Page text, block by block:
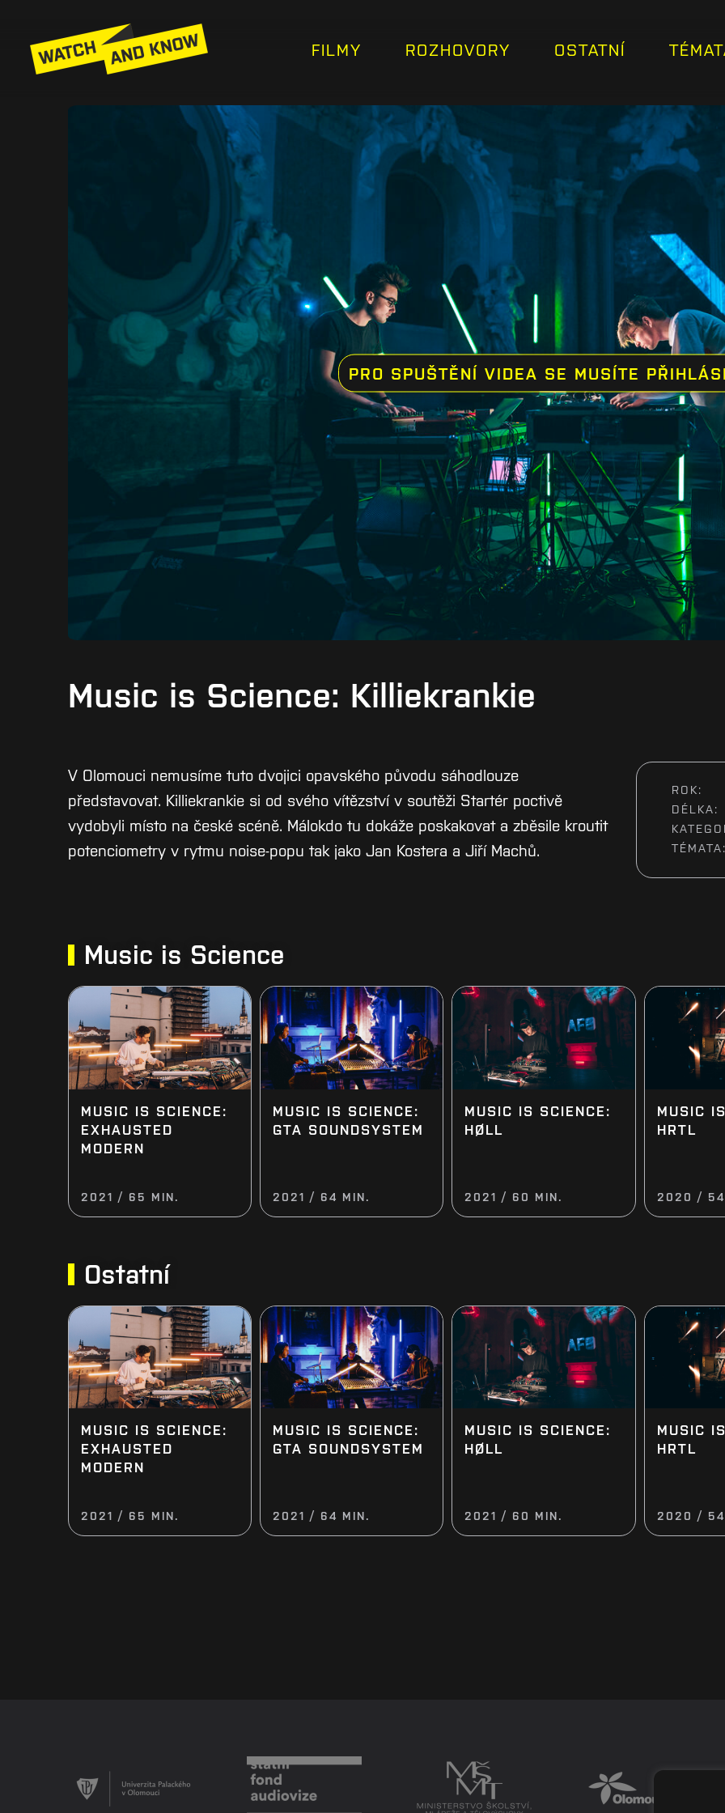
FILMY ROZHOVORY OSTATNÍ
PRO SPUŠTĚNÍ VIDEA SE MUSÍTE
Music is Science: Killiekrankie
V Olomouci nemusíme tuto dvojici opavského původu sáhodlouze
představovat. Killiekrankie si od svého vítězství v soutěži Startér poctivě
vydobyli místo na české scéně. Málokdo tu dokáže poskakovat a zběsile kroutit
potenciometry v rytmu noise-popu tak jako Jan Kostera a Jiří Machů.
ROK:
DÉLKA:
Music is Science
MUSIC IS SCIENCE:
EXHAUSTED
MODERN
2021 / 65 MIN.
MUSIC IS SCIENCE:
GTA SOUNDSYSTEM
2021 / 64 MIN.
MUSIC IS SCIENCE:
HØLL
2021 / 60 MIN.
MUSIC
HRTL
2020 / 54
Ostatní
MUSIC IS SCIENCE:
EXHAUSTED
MODERN
2021 / 65 MIN.
MUSIC IS SCIENCE:
GTA SOUNDSYSTEM
2021 / 64 MIN.
MUSIC IS SCIENCE:
HØLL
2021 / 60 MIN.
MUSIC
HRTL
2020 / 54